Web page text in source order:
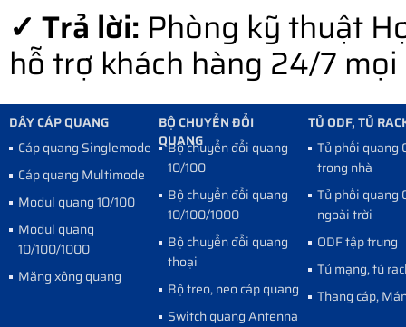
✓ Trả lời: Phòng kỹ thuật
hỗ trợ khách hàng 24/7 mọi
DÂY CÁP QUANG
Cáp quang Singlemode
Cáp quang Multimode
Modul quang 10/100
Modul quang
10/100/1000
Măng xông quang
BỘ CHUYỂN ĐỔI
QUANG
Bộ chuyển đổi quang
10/100
Bộ chuyển đổi quang
10/100/1000
Bộ chuyển đổi quang
thoại
Bộ treo, neo cáp quang
Switch quang Antenna
TỦ ODF, TỦ
Tủ phối quang
trong nhà
Tủ phối quang
ngoài trời
ODF tập trung
Tủ mạng, tủ
Thang cáp,